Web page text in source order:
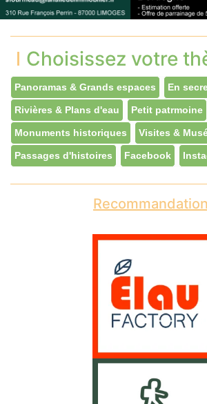
Choisissez votre
Panoramas & Grands espaces En
Rivières & Plans d'eau Petit patrmoine
Monuments historiques Visites &
Passages d'histoires Facebook